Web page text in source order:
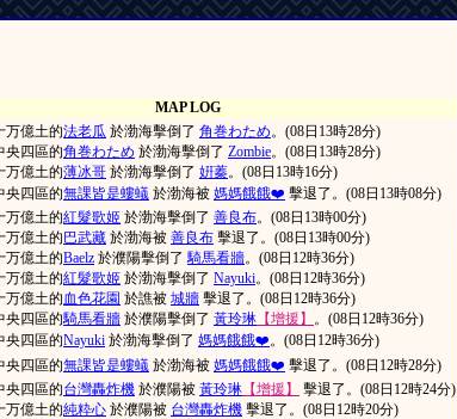
MAP LOG
万億土的法老瓜 於渤海擊倒了 角巻わため。(08日13時28分)
央四區的角巻わため 於渤海擊倒了 Zombie。(08日13時28分)
万億土的薄冰哥 於渤海擊倒了 姸蓁。(08日13時16分)
央四區的無課皆是螻蟻 於渤海被 媽媽餓餓❤️ 擊退了。(08日13時08分)
万億土的紅髮歌姬 於渤海擊倒了 善良布。(08日13時00分)
万億土的 巴武藏 於渤海被 善良布 擊退了。(08日13時00分)
万億土的Baelz 於濮陽擊倒了騎馬看牆。(08日12時36分)
万億土的紅髮歌姬 於渤海擊倒了 Nayuki。(08日12時36分)
万億土的血色花園 於譙被 城牆 擊退了。(08日12時36分)
央四區的騎馬看牆 於濮陽擊倒了 黃玲琳 【增援】 。(08日12時36分)
央四區的Nayuki 於渤海擊倒了 媽媽餓餓❤️。(08日12時36分)
央四區的無課皆是螻蟻 於渤海被 媽媽餓餓❤️ 擊退了。(08日12時28分)
央四區的台灣轟炸機 於濮陽被 黃玲琳 【增援】
擊退了。(08日12時24分)
万億土的純粋心 於濮陽被 台灣轟炸機 擊退了。(08日12時20分)